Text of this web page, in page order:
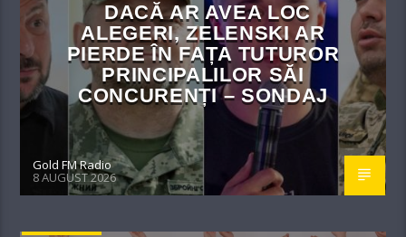
DACĂ AR AVEA LOC
ALEGERI, ZELENSKI AR
PIERDE ÎN FAȚA TUTUROR
PRINCIPALILOR SĂI
CONCURENȚI – SONDAJ
Gold FM Radio
8 AUGUST 2026